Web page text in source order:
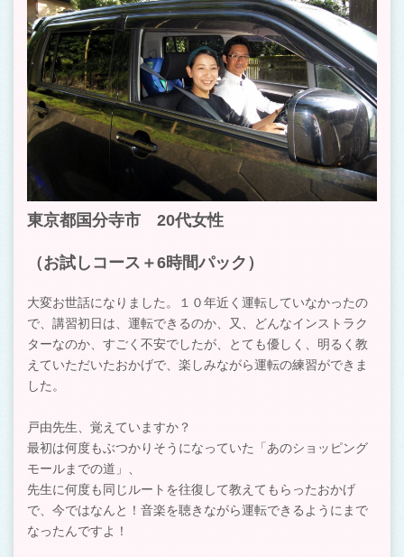
東京都国分寺市 20代女性
（お試しコース＋6時間パック）
大変お世話になりました。１０年近く運転していなかったの
で、講習初日は、運転できるのか、又、どんなインストラク
ターなのか、すごく不安でしたが、とても優しく、明るく教
えていただいたおかげで、楽しみながら運転の練習ができま
した。
戸由先生、覚えていますか？
最初は何度もぶつかりそうになっていた「あのショッピング
モールまでの道」、
先生に何度も同じルートを往復して教えてもらったおかげ
で、今ではなんと！音楽を聴きながら運転できるようにまで
なったんですよ！